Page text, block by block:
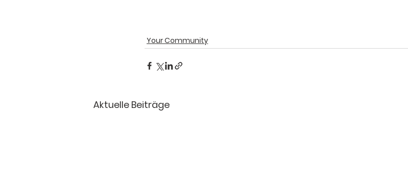
Your Community
Aktuelle Beiträge